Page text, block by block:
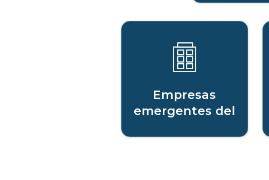
Empresas
emergentes del